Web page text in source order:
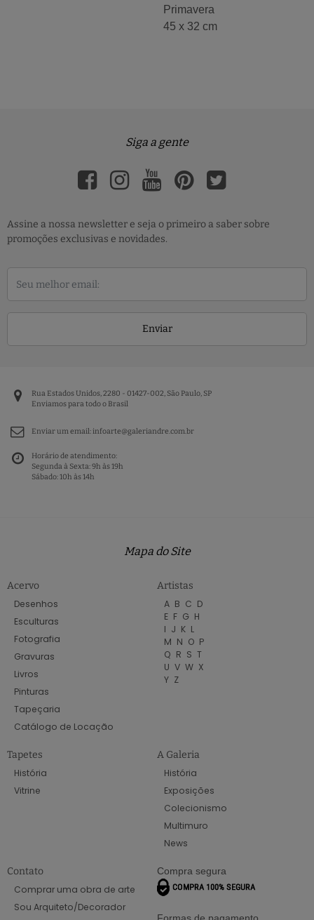
Primavera
45 x 32 cm
Siga a gente
Assine a nossa newsletter e seja o primeiro a saber sobre
promoções exclusivas e novidades.
Enviar
Rua Estados Unidos, 2280 - 01427-002, São Paulo, SP
Enviamos para todo o Brasil
Enviar um email:infoarte@galeriandre.com.br
Horário de atendimento:
Segunda à Sexta: 9h às 19h
Sábado: 10h às 14h
Mapa do Site
Acervo
Desenhos
Esculturas
Fotografia
Gravuras
Livros
Pinturas
Tapeçaria
Catálogo de Locação
Artistas
A B C D
E F G H
I J K L
M N O P
Q R S T
U V W X
Y Z
Tapetes
História
Vitrine
A Galeria
História
Exposições
Colecionismo
Multimuro
News
Contato
Comprar uma obra de arte
Sou Arquiteto/Decorador
Compra segura